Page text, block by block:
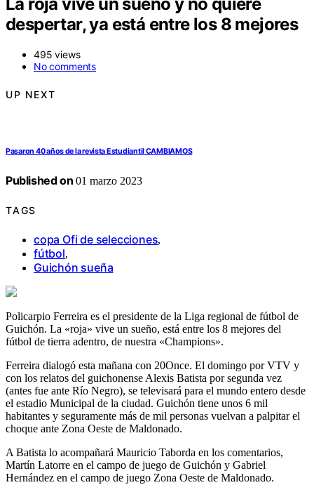
despertar, ya está entre los 8 mejores
495 views
No comments
UP NEXT
Pasaron 40 años de la revista Estudiantil CAMBIAMOS
Published on 01 marzo 2023
TAGS
copa Ofi de selecciones,
fútbol,
Guichón sueña
Policarpio Ferreira es el presidente de la Liga regional de fútbol de
Guichón. La «roja» vive un sueño, está entre los 8 mejores del
fútbol de tierra adentro, de nuestra «Champions».
Ferreira dialogó esta mañana con 20Once. El domingo por VTV y
con los relatos del guichonense Alexis Batista por segunda vez
(antes fue ante Río Negro), se televisará para el mundo entero desde
el estadio Municipal de la ciudad. Guichón tiene unos 6 mil
habitantes y seguramente más de mil personas vuelvan a palpitar el
choque ante Zona Oeste de Maldonado.
A Batista lo acompañará Mauricio Taborda en los comentarios,
Martín Latorre en el campo de juego de Guichón y Gabriel
Hernández en el campo de juego Zona Oeste de Maldonado.